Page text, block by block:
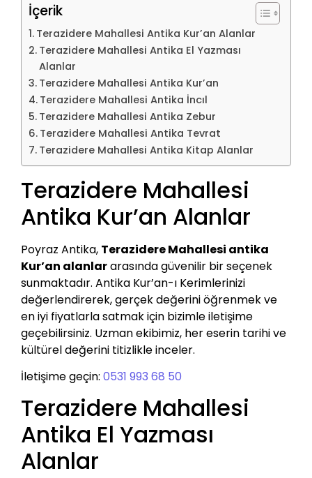
İçerik
Terazidere Mahallesi Antika Kur’an Alanlar
Terazidere Mahallesi Antika El Yazması
Alanlar
Terazidere Mahallesi Antika Kur’an
Terazidere Mahallesi Antika İncıl
Terazidere Mahallesi Antika Zebur
Terazidere Mahallesi Antika Tevrat
Terazidere Mahallesi Antika Kitap Alanlar
Terazidere Mahallesi
Antika Kur’an Alanlar
Poyraz Antika, Terazidere Mahallesi antika
Kur’an alanlararasında güvenilir bir seçenek
sunmaktadır. Antika Kur’an-ı Kerimlerinizi
değerlendirerek, gerçek değerini öğrenmek ve
en iyi fiyatlarla satmak için bizimle iletişime
geçebilirsiniz. Uzman ekibimiz, her eserin tarihi ve
kültürel değerini titizlikle inceler.
İletişime geçin: 0531 993 68 50
Terazidere Mahallesi
Antika El Yazması
Alanlar